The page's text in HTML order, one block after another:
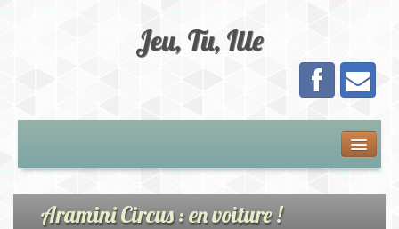
Jeu, Tu, Ille
Adhésion
Aramini Circus : en voiture !